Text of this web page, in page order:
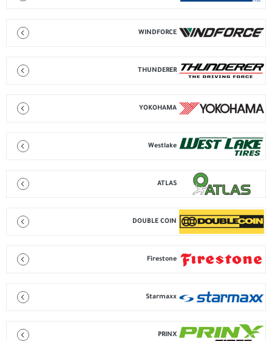
WINDFORCE
THUNDERER
YOKOHAMA
Westlake
ATLAS
DOUBLE COIN
Firestone
Starmaxx
PRINX